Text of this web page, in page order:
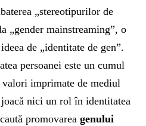
„stereotipurilor de
„gender mainstreaming”, o
de „identitate de gen”.
persoanei este un cumul
imprimate de mediul
nici un rol în identitatea
promovarea genului